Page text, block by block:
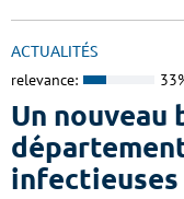
ACTUALITÉS
relevance:
Un